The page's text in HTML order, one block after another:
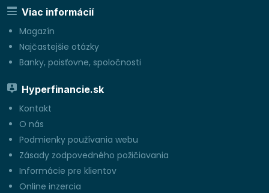
Viac informácií
Magazín
Najčastejšie otázky
Banky, poisťovne, spoločnosti
Hyperfinancie.sk
Kontakt
O nás
Podmienky používania webu
Zásady zodpovedného požičiavania
Informácie pre klientov
Online inzercia